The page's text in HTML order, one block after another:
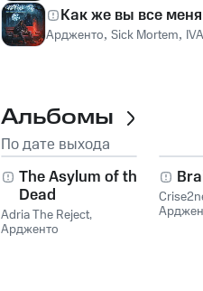
Как же вы все
Ардженто, Sick Mortem,
Альбомы
По дате выхода
The Asylum of the
Dead
Adria The Reject,
Ардженто